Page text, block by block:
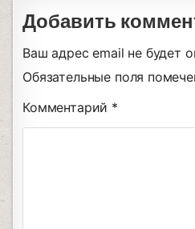
Добавить
Ваш адрес email не будет
Обязательные поля
Комментарий *